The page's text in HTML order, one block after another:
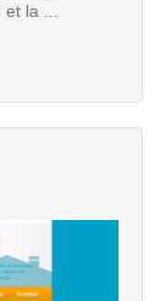
et la ...